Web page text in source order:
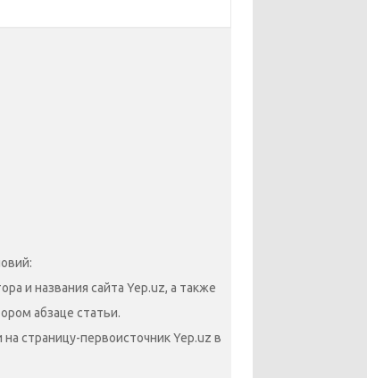
и названия сайта Yep.uz, а также
абзаце статьи.
страницу-первоисточник Yep.uz в